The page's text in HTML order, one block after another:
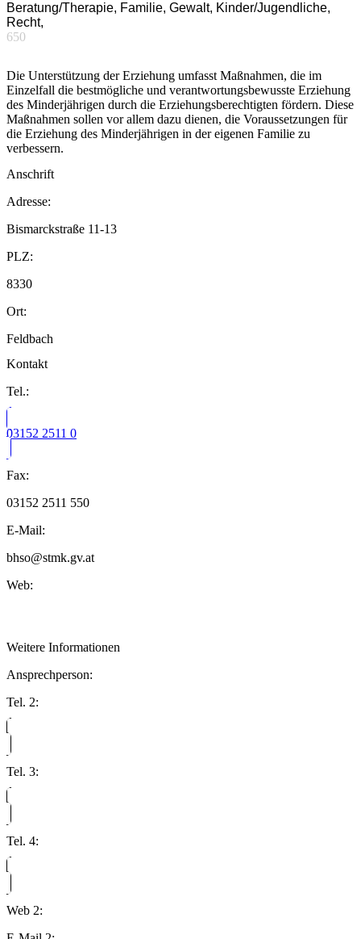
Beratung/Therapie, Familie, Gewalt, Kinder/Jugendliche,
Recht,
650
Die Unterstützung der Erziehung umfasst Maßnahmen, die im
Einzelfall die bestmögliche und verantwortungsbewusste Erziehung
des Minderjährigen durch die Erziehungsberechtigten fördern. Diese
Maßnahmen sollen vor allem dazu dienen, die Voraussetzungen für
die Erziehung des Minderjährigen in der eigenen Familie zu
verbessern.
Anschrift
Adresse:
Bismarckstraße 11-13
PLZ:
8330
Ort:
Feldbach
Kontakt
Tel.:
03152 2511 0
Fax:
03152 2511 550
E-Mail:
bhso@stmk.gv.at
Web:
Weitere Informationen
Ansprechperson:
Tel. 2:
Tel. 3:
Tel. 4:
Web 2: